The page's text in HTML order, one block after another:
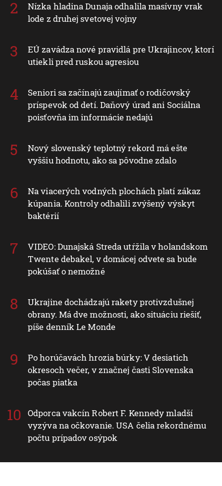
Nízka hladina Dunaja odhalila masívny vrak
lode z druhej svetovej vojny
EÚ zavádza nové pravidlá pre Ukrajincov, ktorí
utiekli pred ruskou agresiou
Seniori sa začínajú zaujímať o rodičovský
príspevok od detí. Daňový úrad ani Sociálna
poisťovňa im informácie nedajú
Nový slovenský teplotný rekord má ešte
vyššiu hodnotu, ako sa pôvodne zdalo
Na viacerých vodných plochách platí zákaz
kúpania. Kontroly odhalili zvýšený výskyt
baktérií
VIDEO: Dunajská Streda utŕžila v holandskom
Twente debakel, v domácej odvete sa bude
pokúšať o nemožné
Ukrajine dochádzajú rakety protivzdušnej
obrany. Má dve možnosti, ako situáciu riešiť,
píše denník Le Monde
Po horúčavách hrozia búrky: V desiatich
okresoch večer, v značnej časti Slovenska
počas piatka
Odporca vakcín Robert F. Kennedy mladší
vyzýva na očkovanie. USA čelia rekordnému
počtu prípadov osýpok